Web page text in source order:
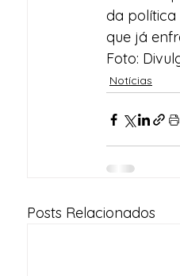
da política
que já
Foto:
Notícias
Posts Relacionados